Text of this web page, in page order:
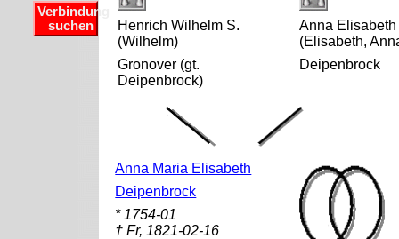
Verbindung
suchen
Henrich Wilhelm S.
(Wilhelm)
Gronover (gt.
Deipenbrock)
Anna Elisabeth
(Elisabeth,
Deipenbrock
Anna Maria Elisabeth
Deipenbrock
* 1754-01
† Fr, 1821-02-16